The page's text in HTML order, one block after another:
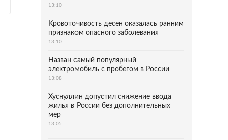
13:10
Кровоточивость десен оказалась ранним
признаком опасного заболевания
13:10
Назван самый популярный
электромобиль с пробегом в России
13:08
Хуснуллин допустил снижение ввода
жилья в России без дополнительных
мер
13:05